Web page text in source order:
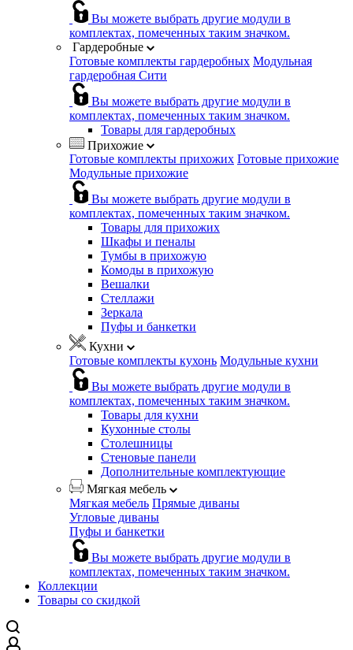
Вы можете выбрать другие модули в
комплектах, помеченных таким значком.
Гардеробные
Готовые комплекты гардеробных Модульная
гардеробная Сити
Вы можете выбрать другие модули в
комплектах, помеченных таким значком.
Товары для гардеробных
Прихожие
Готовые комплекты прихожих Готовые прихожие
Модульные прихожие
Вы можете выбрать другие модули в
комплектах, помеченных таким значком.
Товары для прихожих
Шкафы и пеналы
Тумбы в прихожую
Комоды в прихожую
Вешалки
Стеллажи
Зеркала
Пуфы и банкетки
Кухни
Готовые комплекты кухонь Модульные кухни
Вы можете выбрать другие модули в
комплектах, помеченных таким значком.
Товары для кухни
Кухонные столы
Столешницы
Стеновые панели
Дополнительные комплектующие
Мягкая мебель
Мягкая мебель Прямые диваны
Угловые диваны
Пуфы и банкетки
Вы можете выбрать другие модули в
комплектах, помеченных таким значком.
Коллекции
Товары со скидкой